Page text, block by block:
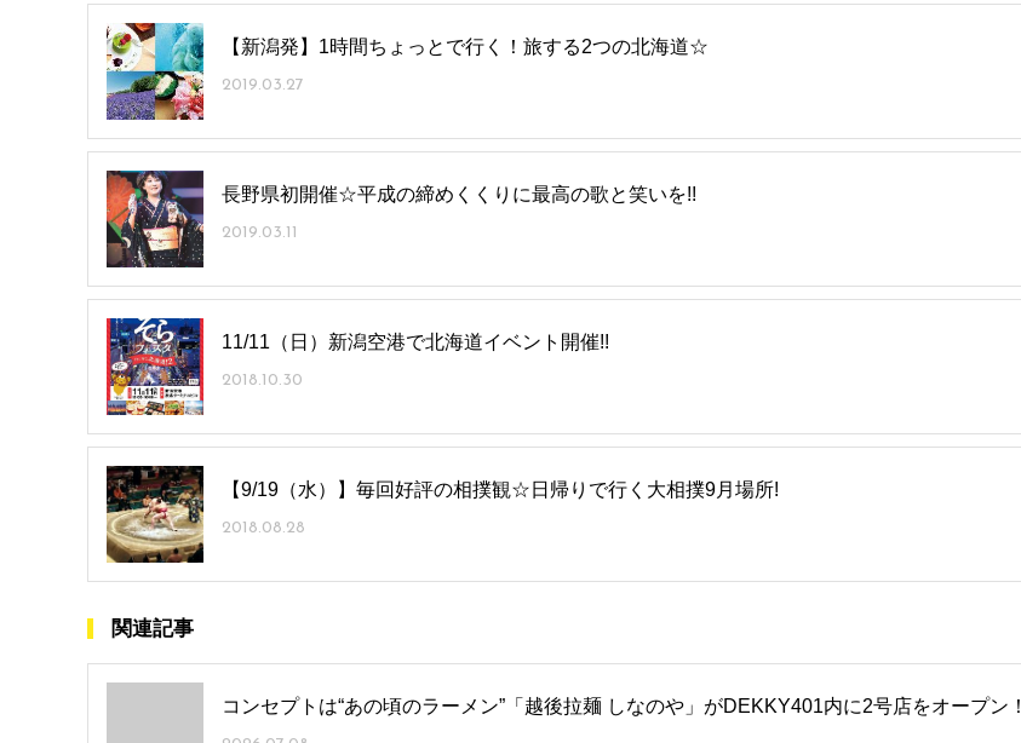
【新潟発】1時間ちょっとで行く！旅する2つの北海道☆
2019.03.27
長野県初開催☆平成の締めくくりに最高の歌と笑いを!!
2019.03.11
11/11（日）新潟空港で北海道イベント開催!!
2018.10.30
【9/19（水）】毎回好評の相撲観☆日帰りで行く大相撲9月場所!
2018.08.28
関連記事
コンセプトは“あの頃のラーメン”「越後拉麺 しなのや」がDEKKY401内に2号店をオープン！